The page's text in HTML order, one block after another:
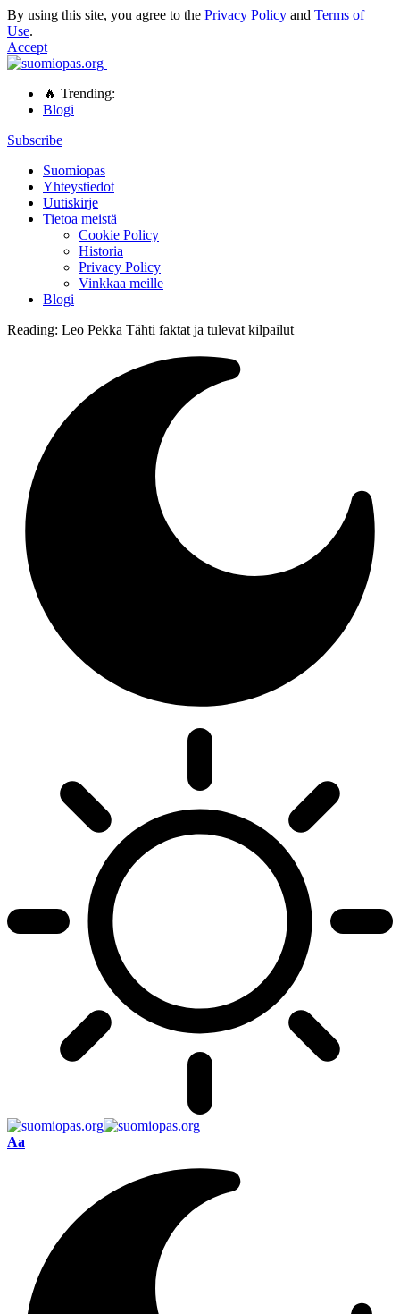
By using this site, you agree to the Privacy Policy and Terms of
Use.
Accept
🔥 Trending:
Blogi
Subscribe
Suomiopas
Yhteystiedot
Uutiskirje
Tietoa meistä
Cookie Policy
Historia
Privacy Policy
Vinkkaa meille
Blogi
Reading: Leo Pekka Tähti faktat ja tulevat kilpailut
Font
Aa